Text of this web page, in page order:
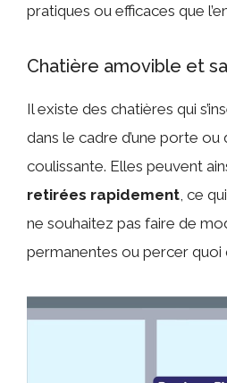
pratiques ou efficaces que
Chatière amovible et
Il existe des chatières qui
dans le cadre d’une porte ou
coulissante. Elles peuvent
retirées rapidement, ce
ne souhaitez pas faire de
permanentes ou percer quoi